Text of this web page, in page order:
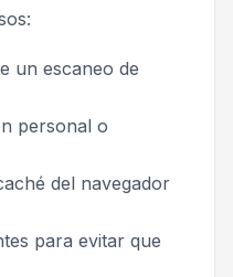
un escaneo de
personal o
del navegador
para evitar que